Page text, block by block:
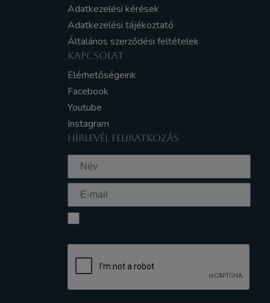
Adatkezelési kérések
Adatkezelési tájékoztató
Általános szerződési feltételek
KAPCSOLAT
Elérhetőségeink
Facebook
Youtube
Instagram
HÍRLEVÉL FELIRATKOZÁS